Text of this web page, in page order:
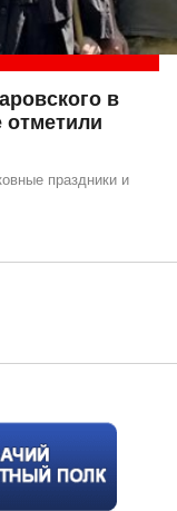
в
праздники и